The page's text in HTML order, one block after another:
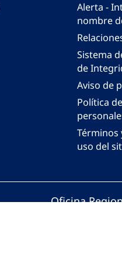
Alerta -
nombre
Sistema
de
Aviso de
Política
Términos
uso del
Oficina